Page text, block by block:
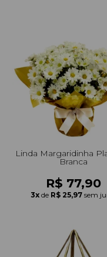
Linda Margaridinha
Branca
R$ 77,90
3x de R$ 25,97 sem